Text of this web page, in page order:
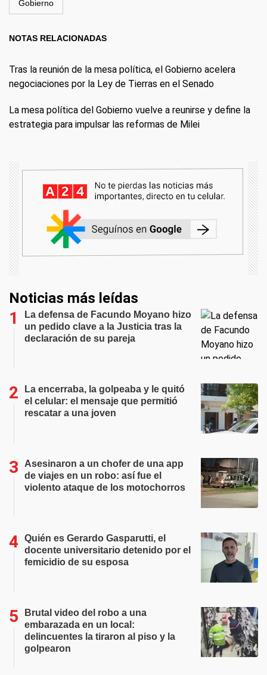
Gobierno
NOTAS RELACIONADAS
Tras la reunión de la mesa política, el Gobierno acelera
negociaciones por la Ley de Tierras en el Senado
La mesa política del Gobierno vuelve a reunirse y define la
estrategia para impulsar las reformas de Milei
Noticias más leídas
La defensa de Facundo Moyano hizo
un pedido clave a la Justicia tras la
declaración de su pareja
La encerraba, la golpeaba y le quitó
el celular: el mensaje que permitió
rescatar a una joven
Asesinaron a un chofer de una app
de viajes en un robo: así fue el
violento ataque de los motochorros
Quién es Gerardo Gasparutti, el
docente universitario detenido por el
femicidio de su esposa
Brutal video del robo a una
embarazada en un local:
delincuentes la tiraron al piso y la
golpearon